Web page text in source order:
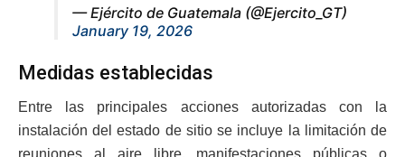
— Ejército de Guatemala (@Ejercito_GT)
January 19, 2026
Medidas establecidas
Entre las principales acciones autorizadas con la
instalación del estado de sitio se incluye la limitación de